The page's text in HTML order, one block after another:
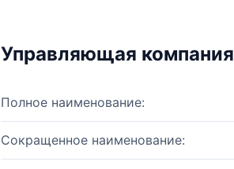
Управляющая компания
Полное наименование:
Сокращенное наименование: